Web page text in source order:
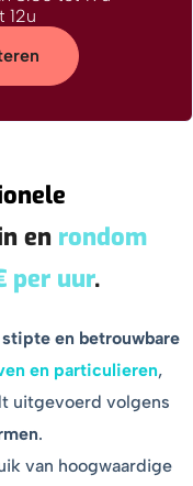
12u
en rondom
per uur.
stipte en betrouwbare
en particulieren,
uitgevoerd volgens
.
van hoogwaardige